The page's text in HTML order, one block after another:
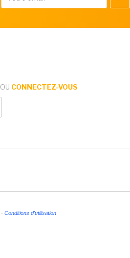
OU CONNECTEZ-VOUS
- Conditions d'utilisation